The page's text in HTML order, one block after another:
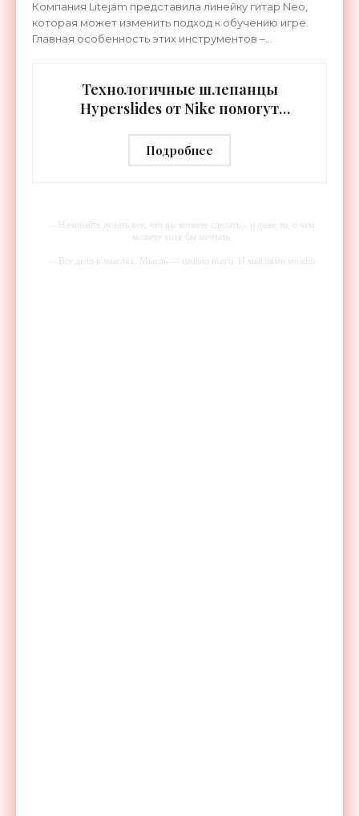
Компания Litejam представила линейку гитар Neo,
которая может изменить подход к обучению игре.
Главная особенность этих инструментов –
Технологичные шлепанцы
Hyperslides от Nike помогут
тренировки - «Гаджеты»
Подробнее
-- Начинайте делать все, что вы можете сделать – и даже то, о чем
можете хотя бы мечтать.
-- Все дело в мыслях. Мысль — начало всего. И мыслями можно